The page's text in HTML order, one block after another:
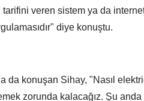
tarifini veren sistem ya da
diye konuştu.
da konuşan Sihay, "Nasıl
zorunda kalacağız. Şu